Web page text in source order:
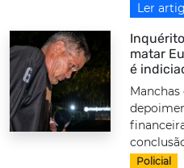
Ler
matar
é
Policial